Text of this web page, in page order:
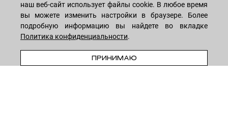
ПРЕДЗАКАЗ
МАГАЗИН
ПОКУПАТЕЛЯМ
наш веб-сайт использует файлы cookie. В любое время
вы можете изменить настройки в браузере. Более
подробную информацию вы найдете во вкладке
Политика конфиденциальности.
ПРИНИМАЮ